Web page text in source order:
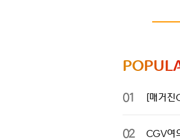
01 [매거진
02 CGV여